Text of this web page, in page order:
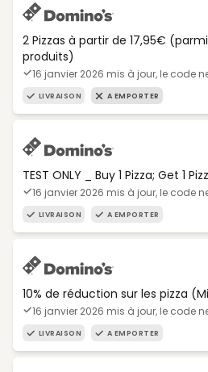
2 Pizzas à partir de 17,95€
produits)
16 janvier 2026 mis à jour, le code
LIVRAISON A EMPORTER
TEST ONLY _ Buy 1 Pizza; Get 1
16 janvier 2026 mis à jour, le code
LIVRAISON A EMPORTER
10% de réduction sur les pizza
16 janvier 2026 mis à jour, le code
LIVRAISON A EMPORTER